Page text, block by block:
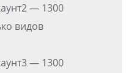
— 1300
видов
— 1300